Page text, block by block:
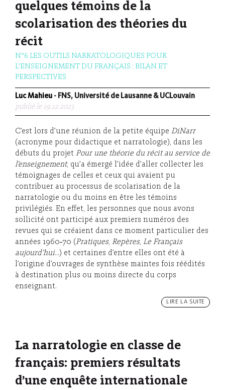
quelques témoins de la
scolarisation des théories du
récit
N°6 LES OUTILS NARRATOLOGIQUES POUR
L'ENSEIGNEMENT DU FRANÇAIS : BILAN ET
PERSPECTIVES
Luc Mahieu - FNS, Université de Lausanne & UCLouvain
publié le 19.12.2023
C’est lors d’une réunion de la petite équipe DiNarr
(acronyme pour didactique et narratologie), dans les
débuts du projet Pour une théorie du récit au service de
l’enseignement, qu’a émergé l’idée d’aller collecter les
témoignages de celles et ceux qui avaient pu
contribuer au processus de scolarisation de la
narratologie ou du moins en être les témoins
privilégiés. En effet, les personnes que nous avons
sollicité ont participé aux premiers numéros des
revues qui se créaient dans ce moment particulier des
années 1960‑70 (Pratiques, Repères, Le Français
aujourd’hui…) et certaines d’entre elles ont été à
l’origine d’ouvrages de synthèse maintes fois réédités
à destination plus ou moins directe du corps
enseignant.
LIRE LA SUITE
La narratologie en classe de
français: premiers résultats
d’une enquête internationale